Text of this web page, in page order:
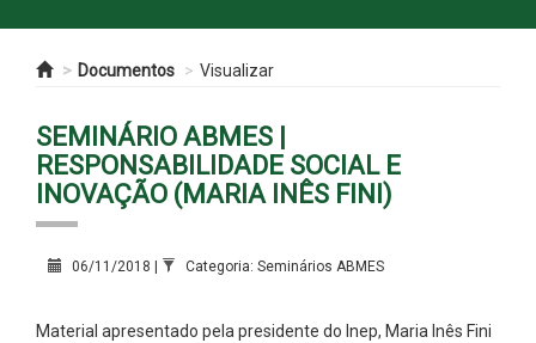
Documentos Visualizar
SEMINÁRIO ABMES |
RESPONSABILIDADE SOCIAL E
INOVAÇÃO (MARIA INÊS FINI)
06/11/2018 | Categoria: Seminários ABMES
Material apresentado pela presidente do Inep, Maria Inês Fini